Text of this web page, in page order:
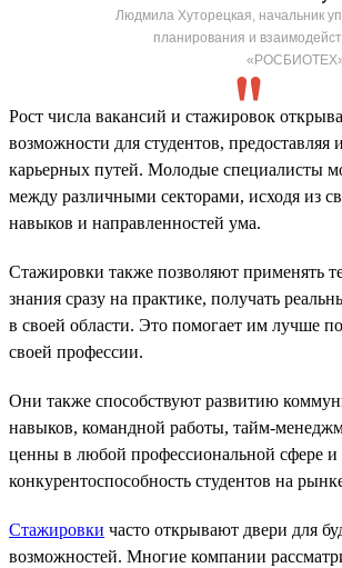
Людмила Хуторецкая, начальник
планирования и
Рост числа вакансий и стажировок
возможности для студентов,
карьерных путей. Молодые специалисты
между различными секторами, исходя из
навыков и направленностей ума.
Стажировки также позволяют применять
знания сразу на практике, получать
в своей области. Это помогает им лучше
своей профессии.
Они также способствуют развитию
навыков, командной работы, тайм-
ценны в любой профессиональной сфере
конкурентоспособность студентов на
Стажировки часто открывают двери для
возможностей. Многие компании